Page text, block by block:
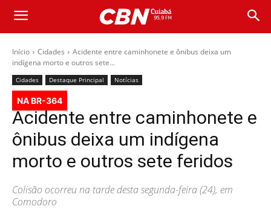
Início Cidades
Acidente entre caminhonete e ônibus deixa um
indígena morto e outros sete...
Cidades Destaque Principal Notícias
NA BR-364
Acidente entre caminhonete e
ônibus deixa um indígena
morto e outros sete feridos
Colisão ocorreu na tarde desta segunda-feira (24), em
Comodoro